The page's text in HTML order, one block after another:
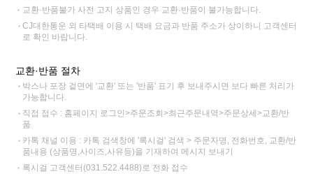
교환·반품불가 사전 고지 상품인 경우 교환·반품이 불가능합니다.
CJ대한통운 외 타택배 이용 시 택배 요금과 반품 주소가 상이하니 고객센터
로 확인 바랍니다.
교환·반품 절차
박스나 포장 겉면에 '교환' 또는 '반품' 표기 후 보내주시면 보다 빠른 처리가
가능합니다.
직접 접수 : 홈페이지 로그인>주문조회>최근주문내역>주문상세>교환/반
품
카톡 채널 이용 : 카톡 검색창에 '록시걸' 검색 > 주문자명, 전화번호, 교환/반
품내용 (상품명,사이즈,사유등)을 기재하여 메시지 보내기
록시걸 고객센터(031.522.4488)로 전화 접수